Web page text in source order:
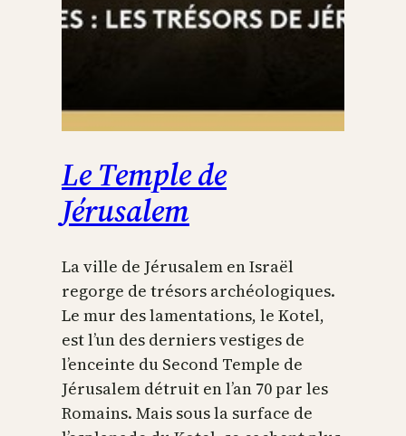
Le Temple de
Jérusalem
La ville de Jérusalem en Israël
regorge de trésors archéologiques.
Le mur des lamentations, le Kotel,
est l’un des derniers vestiges de
l’enceinte du Second Temple de
Jérusalem détruit en l’an 70 par les
Romains. Mais sous la surface de